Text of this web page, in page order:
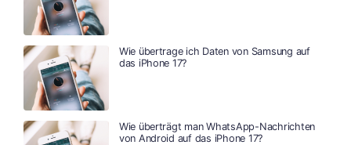
Wie übertrage ich Daten von Samsung auf
das iPhone 17?
Wie überträgt man WhatsApp-Nachrichten
von Android auf das iPhone 17?